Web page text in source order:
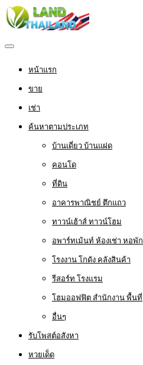
หน้าแรก
ขาย
เช่า
ค้นหาตามประเภท
บ้านเดี่ยว บ้านแฝด
คอนโด
ที่ดิน
อาคารพาณิชย์ ตึกแถว
ทาวน์เฮ้าส์ ทาวน์โฮม
อพาร์ทเม้นท์ ห้องเช่า หอพัก
โรงงาน โกดัง คลังสินค้า
รีสอร์ท โรงแรม
โฮมออฟฟิต สำนักงาน พื้นที่
อื่นๆ
รับโพสต์อสังหา
หวยเด็ด